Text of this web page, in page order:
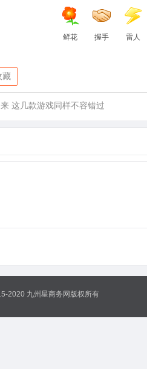
鲜花 握手 雷人
藏
这几款游戏同样不容错过
2020 九州星商务网版权所有